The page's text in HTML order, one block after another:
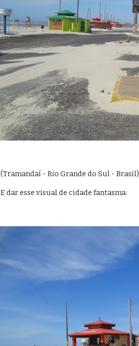
(Tramandaí - Rio Grande do Sul - Brasil)
E dar esse visual de cidade fantasma: